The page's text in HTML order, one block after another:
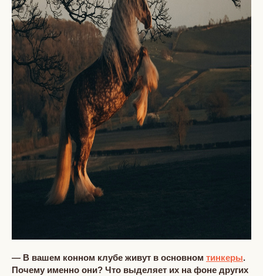
— В вашем конном клубе живут в основном тинкеры.
Почему именно они? Что выделяет их на фоне других